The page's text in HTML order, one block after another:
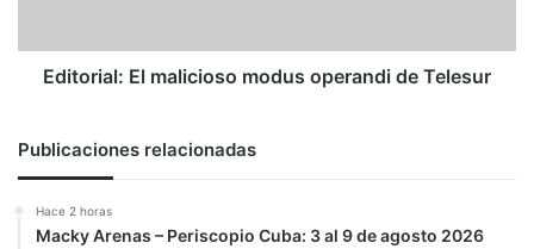
Editorial: El malicioso modus operandi de Telesur
Publicaciones relacionadas
Hace 2 horas
Macky Arenas – Periscopio Cuba: 3 al 9 de agosto 2026